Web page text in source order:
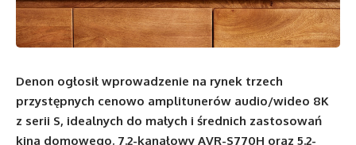
Denon ogłosił wprowadzenie na rynek trzech
przystępnych cenowo amplitunerów audio/wideo 8K
z serii S, idealnych do małych i średnich zastosowań
kina domowego. 7.2-kanałowy AVR-S770H oraz 5.2-